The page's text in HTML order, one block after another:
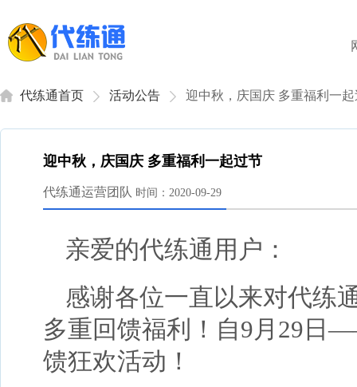
代练通首页 活动公告 迎中秋，庆国庆 多重福利一
迎中秋，庆国庆 多重福利一起过节
代练通运营团队 时间：2020-09-29
亲爱的代练通用户：
感谢各位一直以来对代练
多重回馈福利！自9月29日
馈狂欢活动！